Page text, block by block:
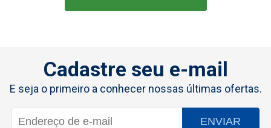
Cadastre seu e-mail
E seja o primeiro a conhecer nossas últimas ofertas.
ENVIAR